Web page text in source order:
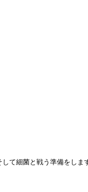
て細菌と戦う準備をしま